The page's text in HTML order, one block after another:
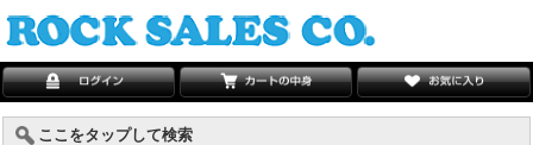
ここをタップして検索